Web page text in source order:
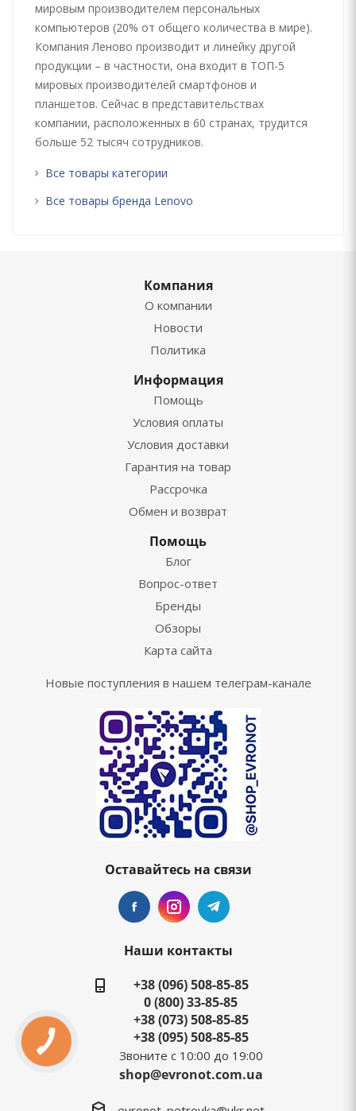
мировым производителем персональных
компьютеров (20% от общего количества в мире).
Компания Леново производит и линейку другой
продукции – в частности, она входит в ТОП-5
мировых производителей смартфонов и
планшетов. Сейчас в представительствах
компании, расположенных в 60 странах, трудится
больше 52 тысяч сотрудников.
Все товары категории
Все товары бренда Lenovo
Компания
О компании
Новости
Политика
Информация
Помощь
Условия оплаты
Условия доставки
Гарантия на товар
Рассрочка
Обмен и возврат
Помощь
Блог
Вопрос-ответ
Бренды
Обзоры
Карта сайта
Новые поступления в нашем телеграм-канале
Оставайтесь на связи
Наши контакты
+38 (096) 508-85-85
0 (800) 33-85-85
+38 (073) 508-85-85
+38 (095) 508-85-85
Звоните с 10:00 до 19:00
shop@evronot.com.ua